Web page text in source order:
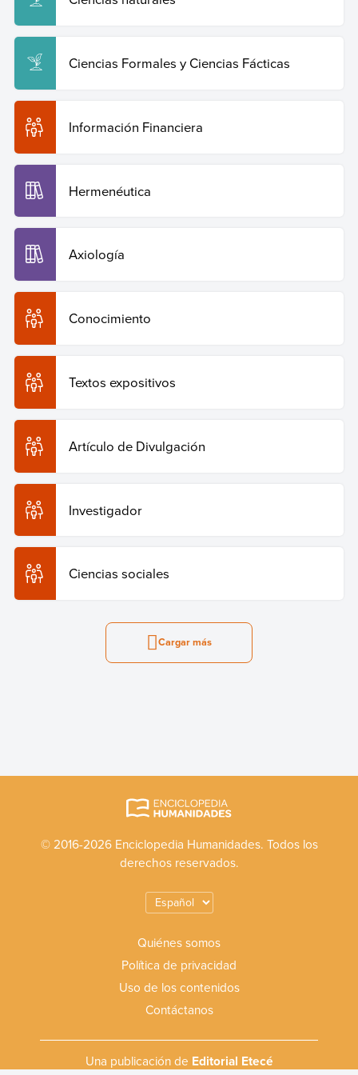
Ciencias Formales y Ciencias Fácticas
Información Financiera
Hermenéutica
Axiología
Conocimiento
Textos expositivos
Artículo de Divulgación
Investigador
Ciencias sociales
Cargar más
© 2016-2026 Enciclopedia Humanidades. Todos los
derechos reservados.
Quiénes somos
Política de privacidad
Uso de los contenidos
Contáctanos
Una publicación de Editorial Etecé